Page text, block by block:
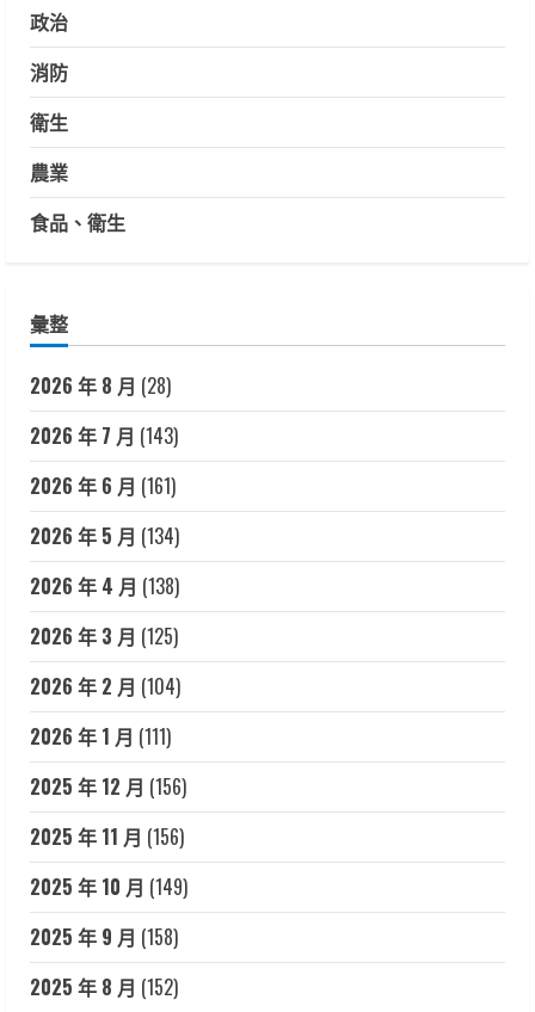
政治
消防
衛生
農業
食品、衛生
彙整
2026 年 8 月 (28)
2026 年 7 月 (143)
2026 年 6 月 (161)
2026 年 5 月 (134)
2026 年 4 月 (138)
2026 年 3 月 (125)
2026 年 2 月 (104)
2026 年 1 月 (111)
2025 年 12 月 (156)
2025 年 11 月 (156)
2025 年 10 月 (149)
2025 年 9 月 (158)
2025 年 8 月 (152)